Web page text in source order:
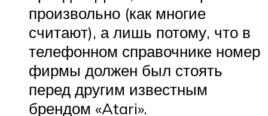
произвольно (как многие
считают), а лишь потому, что в
телефонном справочнике номер
фирмы должен был стоять
перед другим известным
брендом «Atari».